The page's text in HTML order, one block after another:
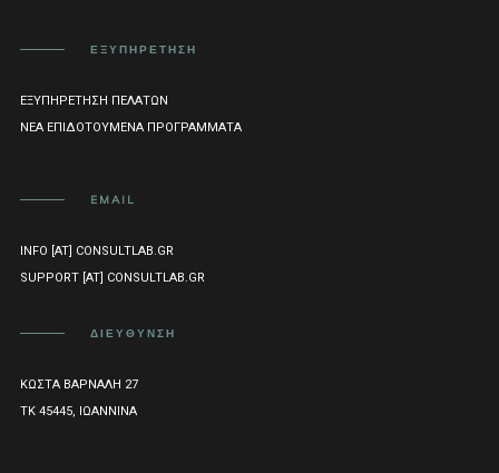
ΕΞΥΠΗΡΈΤΗΣΗ
ΕΞΥΠΗΡΈΤΗΣΗ ΠΕΛΑΤΏΝ
ΝΈΑ ΕΠΙΔΟΤΟΎΜΕΝΑ ΠΡΟΓΡΆΜΜΑΤΑ
EMAIL
INFO [AT] CONSULTLAB.GR
SUPPORT [AT] CONSULTLAB.GR
ΔΙΕΎΘΥΝΣΗ
ΚΏΣΤΑ ΒΆΡΝΑΛΗ 27
ΤΚ 45445, ΙΩΆΝΝΙΝΑ